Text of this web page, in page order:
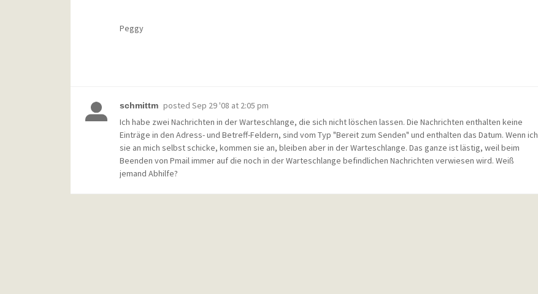
Peggy
schmittm posted Sep 29 '08 at 2:05 pm
Ich habe zwei Nachrichten in der Warteschlange, die sich nicht löschen lassen. Die Nachrichten enthalten keine
Einträge in den Adress- und Betreff-Feldern, sind vom Typ "Bereit zum Senden" und enthalten das Datum. Wenn ich
sie an mich selbst schicke, kommen sie an, bleiben aber in der Warteschlange. Das ganze ist lästig, weil beim
Beenden von Pmail immer auf die noch in der Warteschlange befindlichen Nachrichten verwiesen wird. Weiß
jemand Abhilfe?